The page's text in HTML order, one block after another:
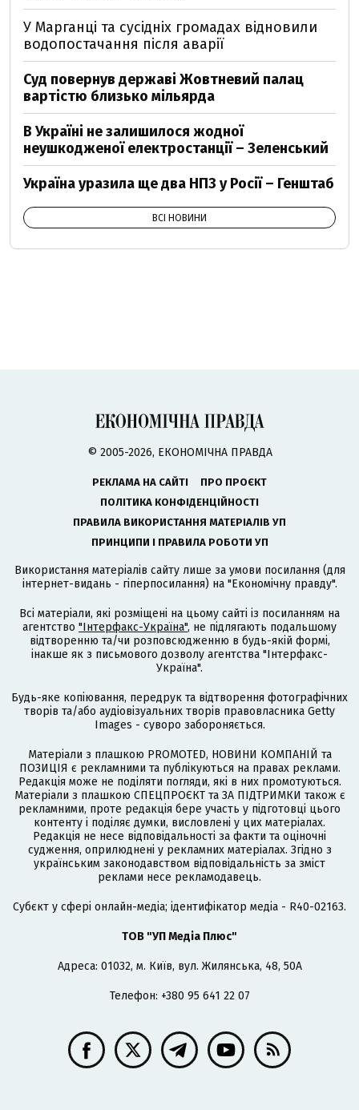
У Марганці та сусідніх громадах відновили
водопостачання після аварії
Суд повернув державі Жовтневий палац
вартістю близько мільярда
В Україні не залишилося жодної
неушкодженої електростанції – Зеленський
Україна уразила ще два НПЗ у Росії – Генштаб
ВСІ НОВИНИ
© 2005-2026, ЕКОНОМІЧНА ПРАВДА
РЕКЛАМА НА САЙТІ
ПРО ПРОЄКТ
ПОЛІТИКА КОНФІДЕНЦІЙНОСТІ
ПРАВИЛА ВИКОРИСТАННЯ МАТЕРІАЛІВ УП
ПРИНЦИПИ І ПРАВИЛА РОБОТИ УП
Використання матеріалів сайту лише за умови посилання (для
інтернет-видань - гіперпосилання) на "Економічну правду".
Всі матеріали, які розміщені на цьому сайті із посиланням на
агентство "Інтерфакс-Україна", не підлягають подальшому
відтворенню та/чи розповсюдженню в будь-якій формі,
інакше як з письмового дозволу агентства "Інтерфакс-
Україна".
Будь-яке копіювання, передрук та відтворення фотографічних
творів та/або аудіовізуальних творів правовласника Getty
Images - суворо забороняється.
Матеріали з плашкою PROMOTED, НОВИНИ КОМПАНІЙ та
ПОЗИЦІЯ є рекламними та публікуються на правах реклами.
Редакція може не поділяти погляди, які в них промотуються.
Матеріали з плашкою СПЕЦПРОЄКТ та ЗА ПІДТРИМКИ також є
рекламними, проте редакція бере участь у підготовці цього
контенту і поділяє думки, висловлені у цих матеріалах.
Редакція не несе відповідальності за факти та оціночні
судження, оприлюднені у рекламних матеріалах. Згідно з
українським законодавством відповідальність за зміст
реклами несе рекламодавець.
Cубєкт у сфері онлайн-медіа; ідентифікатор медіа - R40-02163.
ТОВ "УП Медіа Плюс"
Адреса: 01032, м. Київ, вул. Жилянська, 48, 50А
Телефон: +380 95 641 22 07